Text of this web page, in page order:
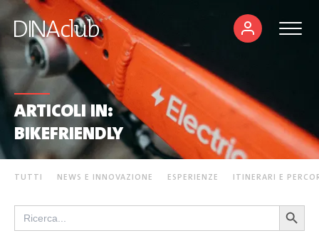
ARTICOLI IN:
BIKEFRIENDLY
TUTTI NEWS E INNOVAZIONE ESPERIENZE ITINERARI E
Search
for:
Search Button